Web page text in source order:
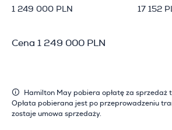
1 249 000 PLN 17 152
Cena 1 249 000 PLN
Hamilton May pobiera opłatę za sprzedaż
Opłata pobierana jest po przeprowadzeniu
zostaje umowa sprzedaży.